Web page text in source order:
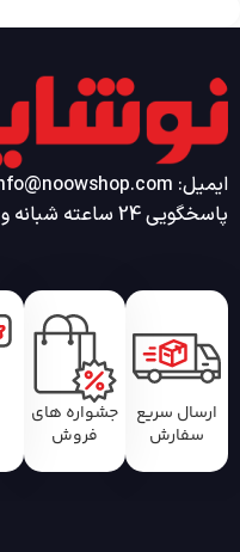
ایمیل: info@noowshop.com
پاسخگویی 24 ساعته شبانه و روز
ارسال سریع
سفارش
جشواره های
فروش